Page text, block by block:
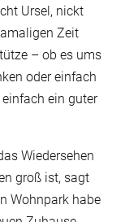
Ursel, nickt
Zeit
– ob es ums
oder einfach
ein guter
Wiedersehen
groß ist, sagt
Wohnpark habe